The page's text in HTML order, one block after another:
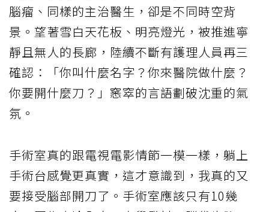
腦瘤、同樣的主治醫生，卻是不同時空背
景。望著雪白天花板、明亮燈光，被推進寧
靜且無人的長廊，陸續不斷有護理人員再三
確認：「你叫什麼名字？你來醫院做什麼？
你要開什麼刀？」窸窣的言語劃破沈重的氣
氛。
手術室真的跟電視電影情節一模一樣，躺上
手術台感覺更真實，這才意識到，我真的又
要接受腦部開刀了。手術室應該只有10幾